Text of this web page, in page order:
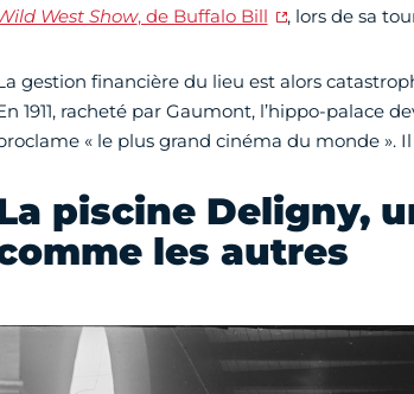
West Show, de Buffalo Bill , lors de sa
gestion financière du lieu est alors
1911, racheté par Gaumont, l’hippo-palace
« le plus grand cinéma du monde ». Il
piscine Deligny,
les autres